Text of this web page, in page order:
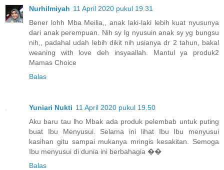
Nurhilmiyah 11 April 2020 pukul 19.31
Bener lohh Mba Meilia,, anak laki-laki lebih kuat nyusunya
dari anak perempuan. Nih sy lg nyusuin anak sy yg bungsu
nih,, padahal udah lebih dikit nih usianya dr 2 tahun, bakal
weaning with love deh insyaallah. Mantul ya produk2
Mamas Choice
Balas
Yuniari Nukti 11 April 2020 pukul 19.50
Aku baru tau lho Mbak ada produk pelembab untuk puting
buat Ibu Menyusui. Selama ini lihat Ibu Ibu menyusui
kasihan gitu sampai mukanya mringis kesakitan. Semoga
Ibu menyusui di dunia ini berbahagia ��
Balas